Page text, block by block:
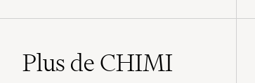
Plus de CHIMI